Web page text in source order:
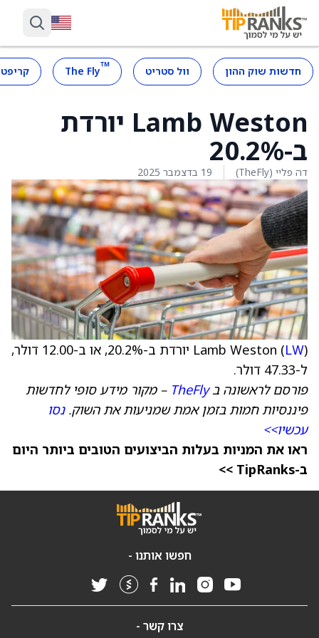
חדשות שוק ההון וול סטריט ™
The Fly
Lamb Weston יורדת
ב-20.2%
דה פליי (TheFly) 19 בדצמבר 2025
Lamb Weston (LW
) יורדת ב-20.2%, או ב-12.00 דולר,
ל-47.33 דולר.
פורסם לראשונה בTheFly – מקור מידע סופי לחדשות
פיננסיות חמות בזמן אמת שמניעות את השוק.נסו
עכשיו>>
ראו את המניות בעלות הביצועים הטובים ביותר היום
ב-TipRanks >>
חפשו אותנו -
צרו קשר -